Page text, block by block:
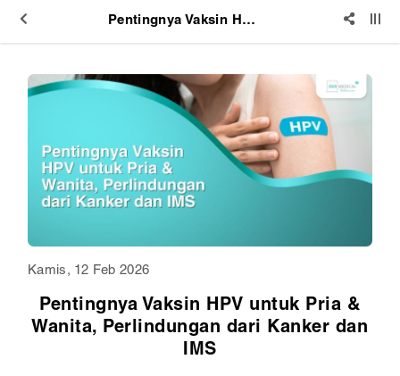
Pentingnya Vaksin HPV untuk Pria & Wanita, Perlindungan dari Kanker dan IMS
Kamis, 12 Feb 2026
Pentingnya Vaksin HPV untuk Pria &
Wanita, Perlindungan dari Kanker dan
IMS